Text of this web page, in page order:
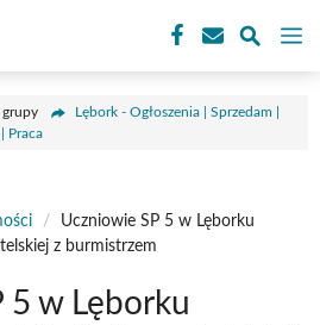
grupy
Lębork - Ogłoszenia | Sprzedam |
Praca
/
Uczniowie SP 5 w Lęborku
z burmistrzem
5 w Lęborku